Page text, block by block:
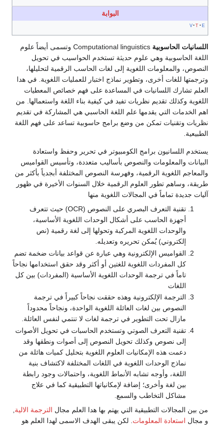
البوابة
v t e
اللسانيات الحاسوبية
Computational linguistics وتسمى أيضاً علوم
اللغة الحاسوبية وهي علوم حديثة تستخدم الحواسيب في تحويل
النصوص، والمعلومات اللغوية إلى لغات الحاسب الرقمية لتحليلها،
وترجمتها للغات أخرى، وتطوير نماذج اختبار للعمليات اللغوية. في هدا
العلم تشارك اللسانيات في المساعدة على فهم خصائص المعطيات
اللغوية وكذلك تقديم نظريات تفيد في كيفية بناء اللغة واستعمالها. من
اهم الخدمات التي يقدمها علم اللغة الحاسبي هي المشاركة في تقديم
نظريات وتقنيات تمكن من وضع برامج حاسوبية تساعد على فهم اللغة
الطبيعية.
يستخدم اللسانيون برامج الكومبيوتر في تحرير وحفظ واستعادة
البيانات والمعلومات والنصوص بأساليب متعددة، وتأسيس القواميس
والمعاجم اللغوية الرقمية، وفهرسة النصوص المختلفة أبجدياً بأكثر من
طريقة، وساهم تطور العلوم الرقمية خلال السنوات الأخيرة في ظهور
آليات جديدة تماماً في المجالات اللغوية منها
تقنية التعرف البصري على النصوص (OCR) حيث تتعرف
أجهزة الحاسب على أشكال الوحدات اللغوية الأساسية،
والوحدات اللغوية المركبة وتحولها إلى لغة رقمية (نص
إلكتروني) يُمكن تحريره وتعديله.
القواميس الإلكترونية وهي عبارة عن قواعد بيانات ضخمة تضم
كل المفردات اللغوية للغتين أو أكثر وقد حقق استخدامها نجاحاً
تاماً في ترجمة الوحدات اللغوية الأساسية (المفردات) بين كل
اللغات
الترجمة الإلكترونية وهذه حققت نجاحاً كبيراً في ترجمة
النصوص بين لغات العائلة اللغوية الواحدة، ونجاحاً محدوداً
مازال تحت التطوير في ترجمة لغات لا تنتمي لنفس العائلة.
تقنية التعرف الصوتي وتستخدم الحاسبات في تحويل الأصوات
إلى نصوص وكذلك تحويل النصوص إلى أصوات ونطقها وقد
دعمت هذه الإمكانيات العلوم اللغوية بتحليل كميات هائلة من
نماذج الوحدات اللغوية في اللغات المختلفة لاكتشاف بنية
اللغة، وأوجه تشابه الأنماط اللغوية، واحتمالات وجود رابطة
بين لغة وأخرى؛ إضافة لإمكانياتها التطبيقية كما في علاج
مشاكل التخاطب والسمع.
من بين المجالات التطبيقية التي يهتم بها هدا العلم مجال الترجمة الالية
و مجال استعادة المعلومات . لكن يبقى الهدف الاسمى لهدا العلم هو